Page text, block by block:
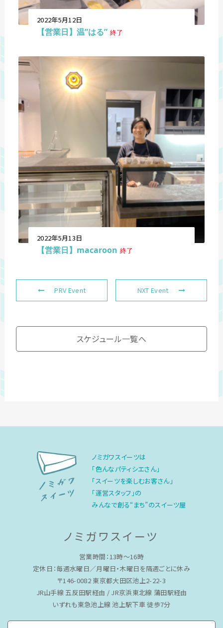
2022年5月12日
【営業日】温”はる” 終了
2022年5月13日
【営業日】macaroon 終了
PRV Event NXT Event
スケジュール一覧へ
ノミガワスイーツは
「色んなパティシエさん」
「スイーツを楽しむお客さん」
「運営スタッフ」の
みんなで創る“まち”のスイーツ屋
ノミガワスイーツ
営業時間：13時〜16時
定休日：毎週水曜日／月曜日・木曜日を隔週ごとに休み
〒146-0082 東京都大田区池上2-22-3
JR山手線 五反田駅経由 / JR京浜東北線 蒲田駅経由
いずれも東急池上線 池上駅下車 徒歩7分